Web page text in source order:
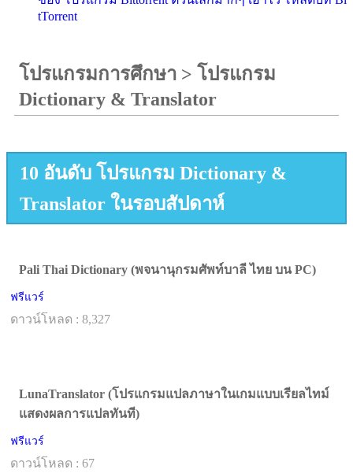
tTorrent
โปรแกรมการศึกษา > โปรแกรม
Dictionary & Translator
10 อันดับ โปรแกรม Dictionary &
Translator ในรอบสัปดาห์
Pali Thai Dictionary (พจนานุกรมศัพท์บาลี ไทย บน PC)
ฟรีแวร์
ดาวน์โหลด : 8,327
LunaTranslator (โปรแกรมแปลภาษาในเกมแบบเรียลไทม์
แสดงผลการแปลทันที)
ฟรีแวร์
ดาวน์โหลด : 67